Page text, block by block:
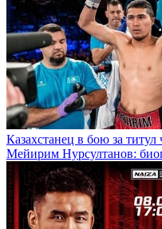
Казахстанец в бою за
Мейирим Нурсултанов: